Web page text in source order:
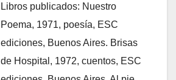
Libros publicados: Nuestro
Poema, 1971, poesía, ESC
ediciones, Buenos Aires. Brisas
de Hospital, 1972, cuentos, ESC